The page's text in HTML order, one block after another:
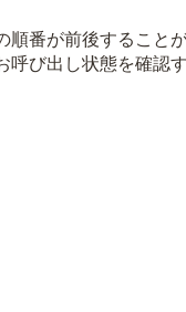
番が前後すること
び出し状態を確認す